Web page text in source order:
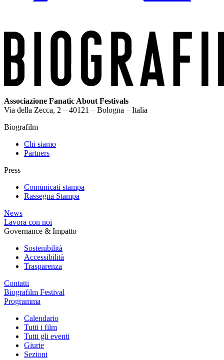
Associazione Fanatic About Festivals
Via della Zecca, 2 – 40121 – Bologna – Italia
Biografilm
Chi siamo
Partners
Press
Comunicati stampa
Rassegna Stampa
News
Lavora con noi
Governance & Impatto
Sostenibilità
Accessibilità
Trasparenza
Contatti
Biografilm Festival
Programma
Calendario
Tutti i film
Tutti gli eventi
Giurie
Sezioni